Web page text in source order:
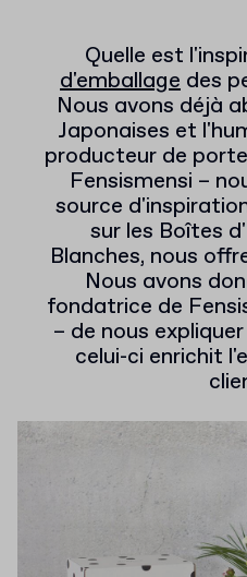
Quelle est
d'emballage des
Nous avons déjà
Japonaises et
producteur de
Fensismensi –
source
sur les Boîtes
Blanches, nous
Nous avons
fondatrice de
– de nous
celui-ci enrichit